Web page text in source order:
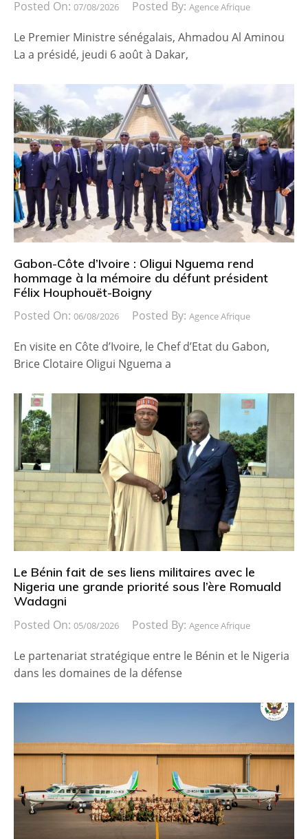
Posted On: 07/08/2026 Posted By: Agence Afrique
Le Premier Ministre sénégalais, Ahmadou Al Aminou
La a présidé, jeudi 6 août à Dakar,
Gabon-Côte d’Ivoire : Oligui Nguema rend
hommage à la mémoire du défunt président
Félix Houphouët-Boigny
Posted On: 06/08/2026 Posted By: Agence Afrique
En visite en Côte d’Ivoire, le Chef d’Etat du Gabon,
Brice Clotaire Oligui Nguema a
Le Bénin fait de ses liens militaires avec le
Nigeria une grande priorité sous l’ère Romuald
Wadagni
Posted On: 05/08/2026 Posted By: Agence Afrique
Le partenariat stratégique entre le Bénin et le Nigeria
dans les domaines de la défense